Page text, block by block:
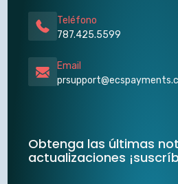
Teléfono
787.425.5599
Email
Obtenga las últimas
actualizaciones